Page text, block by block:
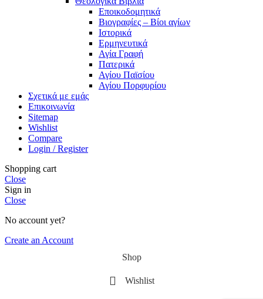
Εποικοδομητικά
Βιογραφίες – Βίοι αγίων
Ιστορικά
Ερμηνευτικά
Αγία Γραφή
Πατερικά
Αγίου Παϊσίου
Αγίου Πορφυρίου
Σχετικά με εμάς
Επικοινωνία
Sitemap
Wishlist
Compare
Login / Register
Shopping cart
Close
Sign in
Close
No account yet?
Create an Account
Shop
Wishlist